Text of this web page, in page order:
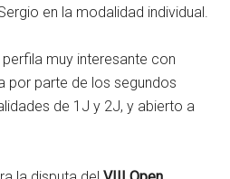
en la modalidad individual.
muy interesante con
por parte de los segundos
de 1J y 2J, y abierto a